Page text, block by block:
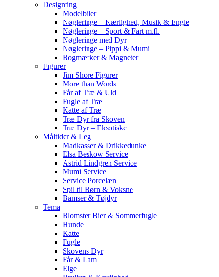
Designting
Modelbiler
Nøgleringe – Kærlighed, Musik & Engle
Nøgleringe – Sport & Fart m.fl.
Nøgleringe med Dyr
Nøgleringe – Pippi & Mumi
Bogmærker & Magneter
Figurer
Jim Shore Figurer
More than Words
Får af Træ & Uld
Fugle af Træ
Katte af Træ
Træ Dyr fra Skoven
Træ Dyr – Eksotiske
Måltider & Leg
Madkasser & Drikkedunke
Elsa Beskow Service
Astrid Lindgren Service
Mumi Service
Service Porcelæn
Spil til Børn & Voksne
Bamser & Tøjdyr
Tema
Blomster Bier & Sommerfugle
Hunde
Katte
Fugle
Skovens Dyr
Får & Lam
Elge